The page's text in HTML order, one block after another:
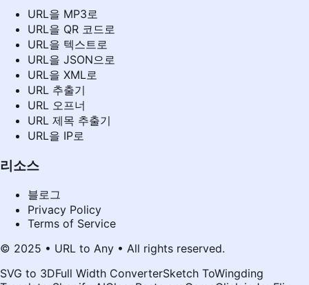
URL을 MP3로
URL을 QR 코드로
URL을 텍스트로
URL을 JSON으로
URL을 XML로
URL 추출기
URL 오프너
URL 제목 추출기
URL을 IP로
리소스
블로그
Privacy Policy
Terms of Service
© 2025 • URL to Any • All rights reserved.
SVG to 3DFull Width ConverterSketch ToWingding